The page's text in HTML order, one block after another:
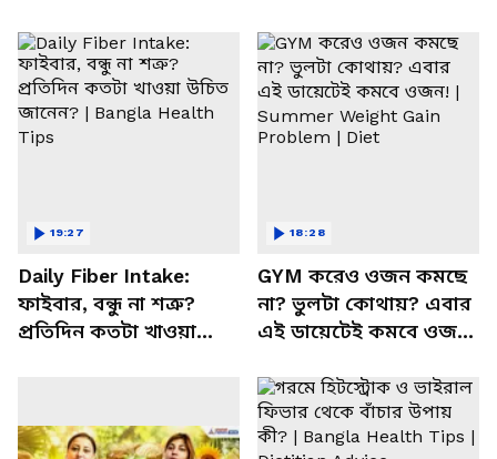
Daily Fiber Intake:
ফাইবার, বন্ধু না শত্রু?
প্রতিদিন কতটা খাওয়া
19:27
GYM করেও ওজন কমছে
না? ভুলটা কোথায়? এবার
এই ডায়েটেই কমবে ওজন!
Problem | Diet
18:28